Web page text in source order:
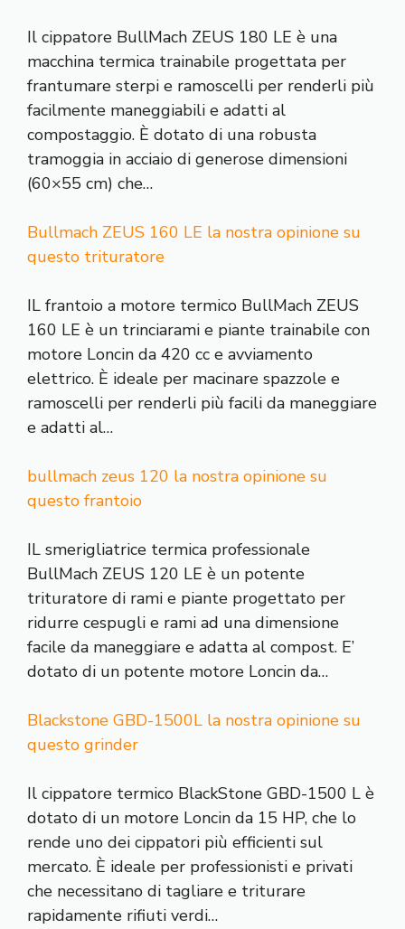
Il cippatore BullMach ZEUS 180 LE è una
macchina termica trainabile progettata per
frantumare sterpi e ramoscelli per renderli più
facilmente maneggiabili e adatti al
compostaggio. È dotato di una robusta
tramoggia in acciaio di generose dimensioni
(60×55 cm) che…
Bullmach ZEUS 160 LE la nostra opinione su
questo trituratore
IL frantoio a motore termico BullMach ZEUS
160 LE è un trinciarami e piante trainabile con
motore Loncin da 420 cc e avviamento
elettrico. È ideale per macinare spazzole e
ramoscelli per renderli più facili da maneggiare
e adatti al…
bullmach zeus 120 la nostra opinione su
questo frantoio
IL smerigliatrice termica professionale
BullMach ZEUS 120 LE è un potente
trituratore di rami e piante progettato per
ridurre cespugli e rami ad una dimensione
facile da maneggiare e adatta al compost. E’
dotato di un potente motore Loncin da…
Blackstone GBD-1500L la nostra opinione su
questo grinder
Il cippatore termico BlackStone GBD-1500 L è
dotato di un motore Loncin da 15 HP, che lo
rende uno dei cippatori più efficienti sul
mercato. È ideale per professionisti e privati ​​
che necessitano di tagliare e triturare
rapidamente rifiuti verdi…